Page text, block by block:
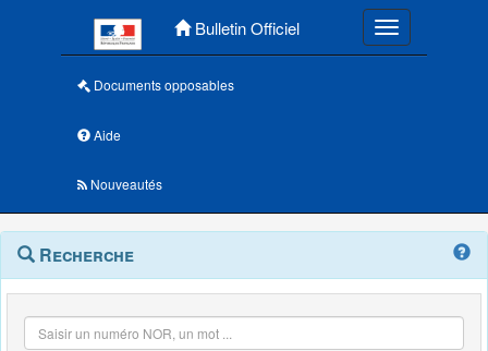
Bulletin Officiel Toggle
Documents opposables
Aide
Nouveautés
Navigation
outils
Menu
contextuel
Recherche